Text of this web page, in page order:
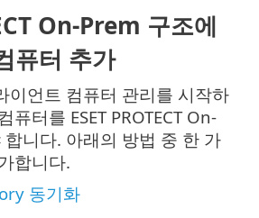
On-Prem 구조에
퓨터 추가
이언트 컴퓨터 관리를 시작하
퓨터를 ESET PROTECT On-
니다. 아래의 방법 중 한 가
합니다.
동기화